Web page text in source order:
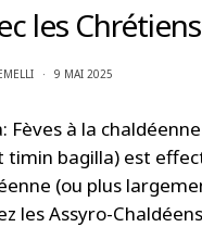
les
9 MAI 2025
Fèves à la
timin bagilla) est
(ou plus
les Assyro-